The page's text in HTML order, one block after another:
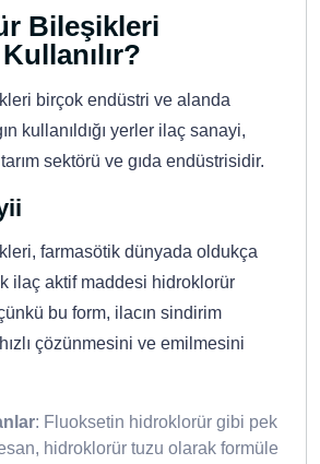
Bileşikleri
birçok endüstri ve alanda
kullanıldığı yerler ilaç sanayi,
sektörü ve gıda endüstrisidir.
farmasötik dünyada oldukça
ilaç aktif maddesi hidroklorür
bu form, ilacın sindirim
çözünmesini ve emilmesini
: Fluoksetin hidroklorür gibi pek
hidroklorür tuzu olarak formüle